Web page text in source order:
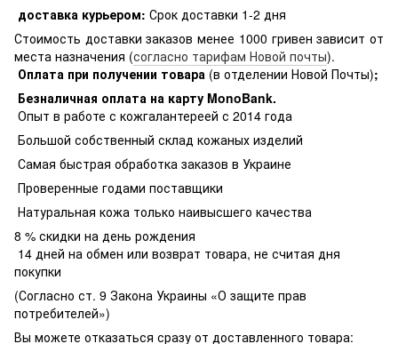
доставка курьером: Срок доставки 1-2 дня
Стоимость доставки заказов менее 1000 гривен зависит от
места назначения (согласно тарифам Новой почты).
Оплата при получении товара (в отделении Новой Почты);
Безналичная оплата на карту MonoBank.
Опыт в работе с кожгалантереей с 2014 года
Большой собственный склад кожаных изделий
Самая быстрая обработка заказов в Украине
Проверенные годами поставщики
Натуральная кожа только наивысшего качества
8 % скидки на день рождения
14 дней на обмен или возврат товара, не считая дня
покупки
(Согласно ст. 9 Закона Украины «О защите прав
потребителей»)
Вы можете отказаться сразу от доставленного товара: